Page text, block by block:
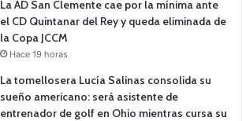
La AD San Clemente cae por la mínima ante
el CD Quintanar del Rey y queda eliminada de
la Copa JCCM
Hace 19 horas
La tomellosera Lucía Salinas consolida su
sueño americano: será asistente de
entrenador de golf en Ohio mientras cursa su